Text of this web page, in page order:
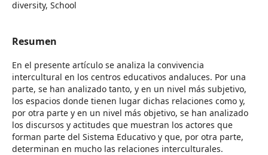
diversity, School
Resumen
En el presente artículo se analiza la convivencia
intercultural en los centros educativos andaluces. Por una
parte, se han analizado tanto, y en un nivel más subjetivo,
los espacios donde tienen lugar dichas relaciones como y,
por otra parte y en un nivel más objetivo, se han analizado
los discursos y actitudes que muestran los actores que
forman parte del Sistema Educativo y que, por otra parte,
determinan en mucho las relaciones interculturales.